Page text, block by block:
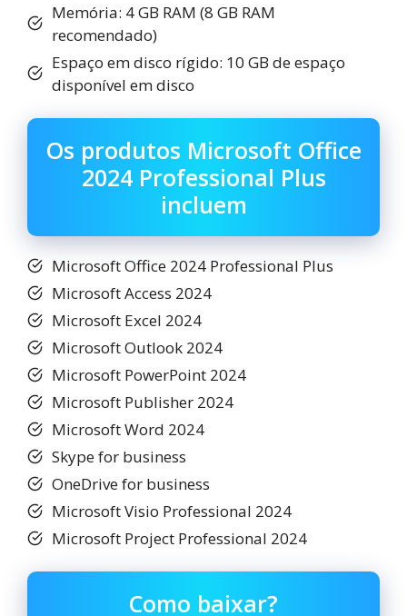
Memória: 4 GB RAM (8 GB RAM
recomendado)
Espaço em disco rígido: 10 GB de espaço
disponível em disco
Os produtos Microsoft Office
2024 Professional Plus
incluem
Microsoft Office 2024 Professional Plus
Microsoft Access 2024
Microsoft Excel 2024
Microsoft Outlook 2024
Microsoft PowerPoint 2024
Microsoft Publisher 2024
Microsoft Word 2024
Skype for business
OneDrive for business
Microsoft Visio Professional 2024
Microsoft Project Professional 2024
Como baixar?